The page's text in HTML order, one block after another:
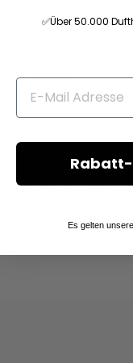
Eau de Parfum
(8–12
– echte
nicht für
Aufschlag
✅Über 50.000
Es gelten unsere